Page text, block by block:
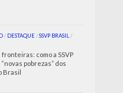
/ DESTAQUE /SSVP BRASIL/
como a SSVP
pobrezas” dos
Brasil